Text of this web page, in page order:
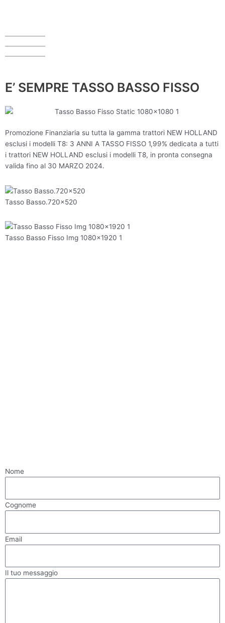
E’ SEMPRE TASSO BASSO FISSO
Promozione Finanziaria su tutta la gamma trattori NEW HOLLAND
esclusi i modelli T8: 3 ANNI A TASSO FISSO 1,99% dedicata a tutti
i trattori NEW HOLLAND esclusi i modelli T8, in pronta consegna
valida fino al 30 MARZO 2024.
Tasso Basso.720×520
Tasso Basso Fisso Img 1080×1920 1
Nome
Cognome
Email
Il tuo messaggio